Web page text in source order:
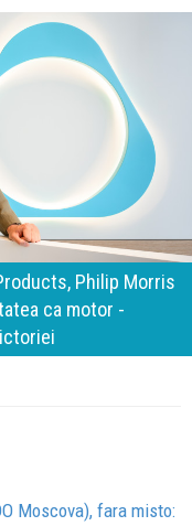
Pîrlog: Cel mai
constant, dar
siguranță și
Moscova), fara misto: